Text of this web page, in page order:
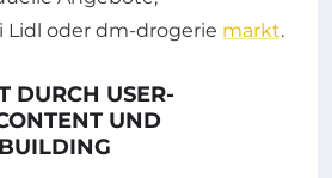
Lidl oder dm-drogerie markt.
DURCH USER-
UND